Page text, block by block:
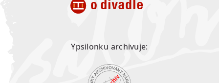
Ypsilonku archivuje: